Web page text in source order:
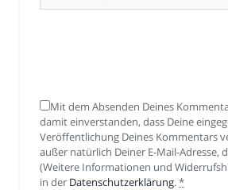
Mit dem Absenden Deines
damit einverstanden, dass Deine
Veröffentlichung Deines Kommentars
außer natürlich Deiner E-Mail-Adresse,
(Weitere Informationen und
in der Datenschutzerklärung.*